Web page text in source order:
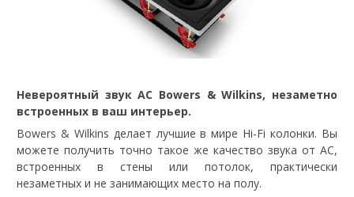
Невероятный звук АС Bowers & Wilkins, незаметно
встроенных в ваш интерьер.
Bowers & Wilkins делает лучшие в мире Hi-Fi колонки. Вы
можете получить точно такое же качество звука от АС,
встроенных в стены или потолок, практически
незаметных и не занимающих место на полу.